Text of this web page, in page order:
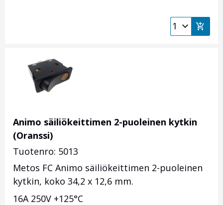
Animo säiliökeittimen 2-puoleinen kytkin
(Oranssi)
Tuotenro: 5013
Metos FC Animo säiliökeittimen 2-puoleinen
kytkin, koko 34,2 x 12,6 mm.
16A 250V +125°C